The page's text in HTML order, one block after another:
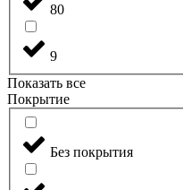
80
9
Показать все
Покрытие
Без покрытия